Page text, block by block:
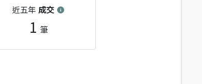
近五年 成交
1 筆